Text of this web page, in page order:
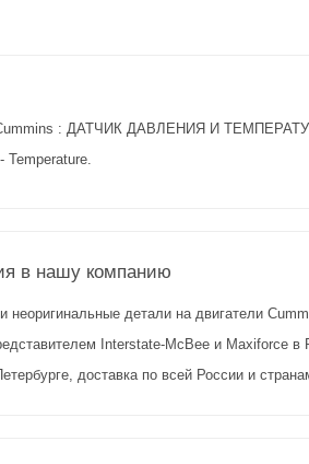
Cummins : ДАТЧИК ДАВЛЕНИЯ И
Temperature.
в нашу компанию
неоригинальные детали на двигатели
Interstate-McBee и Maxiforce в
доставка по всей России и